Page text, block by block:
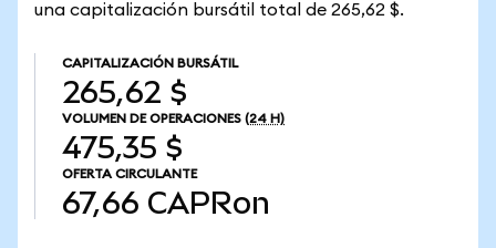
una capitalización bursátil total de 265,62 $.
CAPITALIZACIÓN BURSÁTIL
265,62 $
VOLUMEN DE OPERACIONES (24 H)
475,35 $
OFERTA CIRCULANTE
67,66 CAPRon